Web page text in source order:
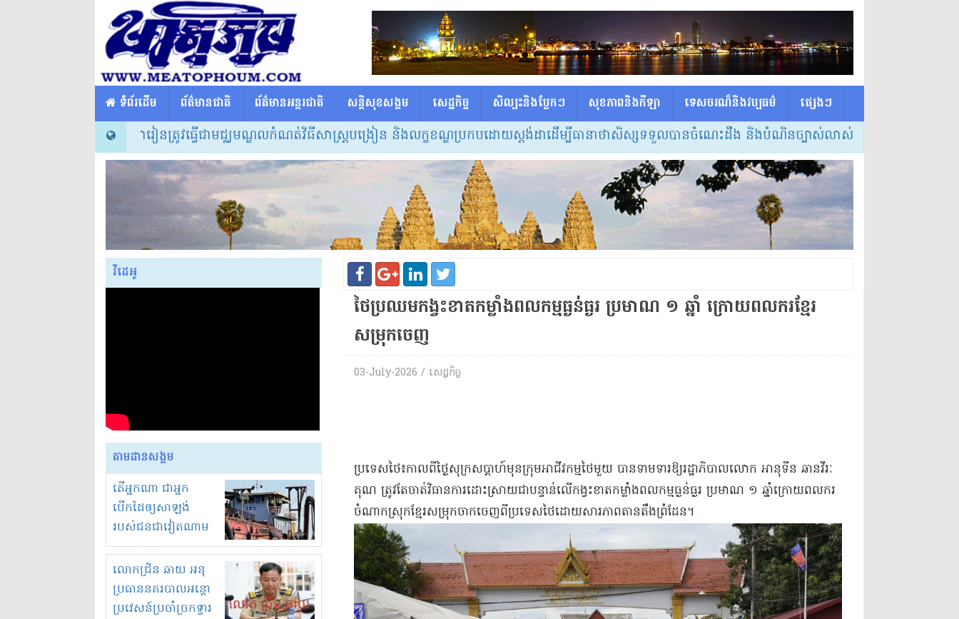
​​ ទំព័រដើម ព័ត៌មានជាតិ ព័ត៌មានអន្តរជាតិ សន្តិសុខសង្គម សេដ្ឋកិច្ច សិល្បះនិងប្លែកៗ សុខភាពនិងកីឡា ទេសចរណ៏និងវប្បធម៌ ផ្សេង​ៗ
សម្ដេចធិបតី៖ សាលារៀនត្រូវធ្វើជាមជ្ឈមណ្ឌលកំណត់វិធីសាស្ត្របង្រៀន និងលក្ខខណ្ឌប្រកបដោយស្តង់ដាដើម្បីធានាថាសិស្សទទួលបានចំណេះដឹង និងបំណិនច្បាស់លាស់» អង្គការសង្គមស៊ីវិលជា
វីដេអូ
តាមដានសង្គម
តើអ្នកណា ជាអ្នក
បើកដៃឲ្យសាឡង់
របស់ជនជាវៀតណាម
ចូល មកខុស
ច្បាប់លួចបូមខ្សាច់នៅ
ក្នុងប្រទេសកម្ពុជា
លោកជ្រិន ឆាយ អនុ
ប្រធាននគរបាលអន្តោ
ប្រវេសន៍ប្រចាំច្រកទ្វារ
ថៃប្រឈមកង្វះ​ខាត​​កម្លាំងពលកម្ម​ធ្ងន់ធ្ងរ ​ប្រមាណ ១ ឆ្នាំ ក្រោយ​ពលករ​ខ្មែរ​​
សម្រុកចេញ​
03-July-2026 / សេដ្ឋកិច្ច
ប្រទេសថៃ៖កាលពីថ្ងៃសុក្រសប្ដាហ៍មុនក្រុមអាជីវកម្មថៃមួយ បាន​ទាមទារឱ្យរដ្ឋាភិបាលលោក អានុទីន ឆានវីរៈ
គុណ ត្រូវតែចាត់វិធានការដោះស្រាយជាបន្ទាន់លើកង្វះខាតកម្លាំងពលកម្ម​ធ្ងន់ធ្ងរ ប្រមាណ ១ ឆ្នាំក្រោយពលករ
ចំណាកស្រុកខ្មែរសម្រុកចាកចេញពីប្រទេស​ថៃដោយសារភាពតានតឹងព្រំដែន​។